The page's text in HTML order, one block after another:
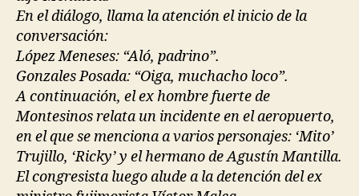
En el diálogo, llama la atención el inicio de la
conversación:
López Meneses: “Aló, padrino”.
Gonzales Posada: “Oiga, muchacho loco”.
A continuación, el ex hombre fuerte de
Montesinos relata un incidente en el aeropuerto,
en el que se menciona a varios personajes: ‘Mito’
Trujillo, ‘Ricky’ y el hermano de Agustín Mantilla.
El congresista luego alude a la detención del ex